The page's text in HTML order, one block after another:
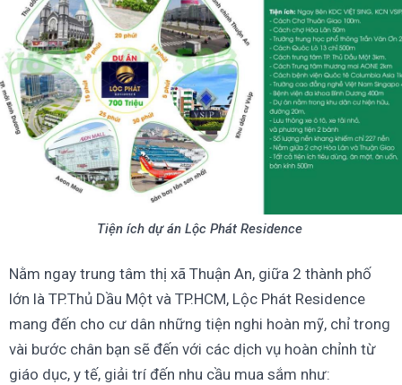
Tiện ích dự án Lộc Phát Residence
Nằm ngay trung tâm thị xã Thuận An, giữa 2 thành phố
lớn là TP.Thủ Dầu Một và TP.HCM, Lộc Phát Residence
mang đến cho cư dân những tiện nghi hoàn mỹ, chỉ trong
vài bước chân bạn sẽ đến với các dịch vụ hoàn chỉnh từ
giáo dục, y tế, giải trí đến nhu cầu mua sắm như: